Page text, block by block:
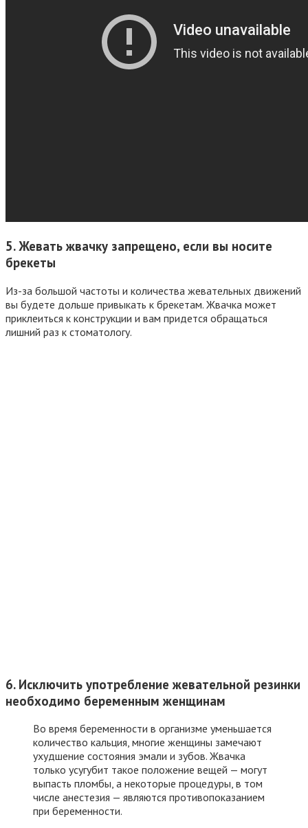
5. Жевать жвачку запрещено, если вы носите
брекеты
Из-за большой частоты и количества жевательных движений
вы будете дольше привыкать к брекетам. Жвачка может
приклеиться к конструкции и вам придется обращаться
лишний раз к стоматологу.
6. Исключить употребление жевательной резинки
необходимо беременным женщинам
Во время беременности в организме уменьшается
количество кальция, многие женщины замечают
ухудшение состояния эмали и зубов. Жвачка
только усугубит такое положение вещей — могут
выпасть пломбы, а некоторые процедуры, в том
числе анестезия — являются противопоказанием
при беременности.